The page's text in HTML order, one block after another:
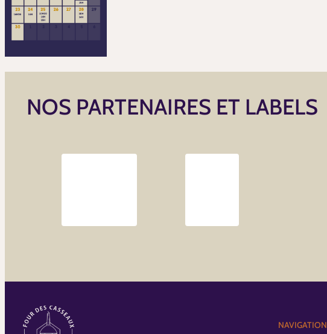
NOS PARTENAIRES ET LABELS
NAVIGATION